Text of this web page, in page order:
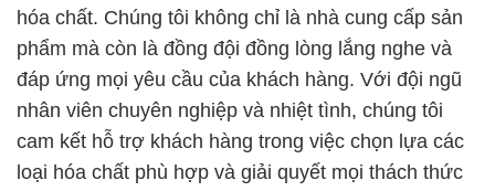
hóa chất. Chúng tôi không chỉ là nhà cung cấp sản
phẩm mà còn là đồng đội đồng lòng lắng nghe và
đáp ứng mọi yêu cầu của khách hàng. Với đội ngũ
nhân viên chuyên nghiệp và nhiệt tình, chúng tôi
cam kết hỗ trợ khách hàng trong việc chọn lựa các
loại hóa chất phù hợp và giải quyết mọi thách thức